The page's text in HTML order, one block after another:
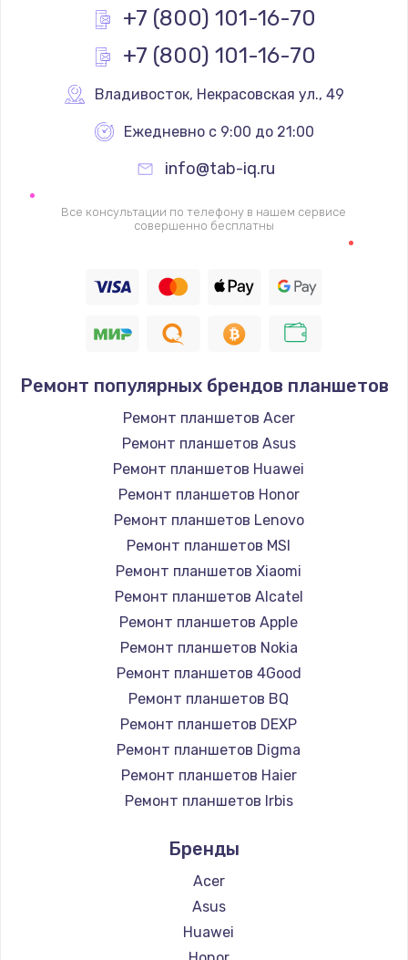
Заказать
Ремонт разъема питания
1120 руб.
Заказать
Замена видеочипа
Заказать
Настройка BIOS
Заказать
Ремонт подсветки
1150 руб.
Заказать
1320 руб.
Заказать
Чистка от пыли
990 руб.
Заказать
Замена жесткого диска
875 руб.
Заказать
Установка драйверов
Заказать
Замена вебкамеры
1490 руб.
+7 (800) 101-16-70
+7 (800) 101-16-70
Владивосток, Некрасовская ул., 49
Ежедневно с 9:00 до 21:00
info@tab-iq.ru
Все консультации по телефону в нашем сервисе
совершенно бесплатны
Ремонт популярных брендов планшетов
Ремонт планшетов Acer
Ремонт планшетов Asus
Ремонт планшетов Huawei
Ремонт планшетов Honor
Ремонт планшетов Lenovo
Ремонт планшетов MSI
Ремонт планшетов Xiaomi
Ремонт планшетов Alcatel
Ремонт планшетов Apple
Ремонт планшетов Nokia
Ремонт планшетов 4Good
Ремонт планшетов BQ
Ремонт планшетов DEXP
Ремонт планшетов Digma
Ремонт планшетов Haier
Ремонт планшетов Irbis
Ремонт планшетов Microsoft
Ремонт планшетов BlackView
Ремонт планшетов Amazon
Ремонт планшетов Aquarius
Ремонт планшетов Philips
Бренды
Acer
Asus
Huawei